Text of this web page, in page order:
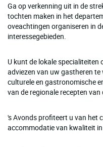
Ga op verkenning uit in de
tochten maken in het
oveachtingen organiseren in
interessegebieden.
U kunt de lokale specialiteiten
adviezen van uw gastheren
culturele en gastronomische
van de regionale recepten van
's Avonds profiteert u van het
accommodatie van kwaliteit in